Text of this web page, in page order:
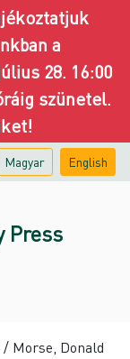
a
28. 16:00
szünetel.
Magyar English
Press
Morse, Donald